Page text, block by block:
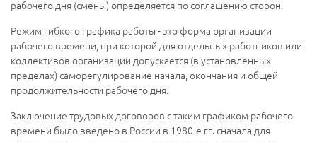
рабочего дня (смены) определяется по соглашению сторон.
Режим гибкого графика работы - это форма организации
рабочего времени, при которой для отдельных работников или
коллективов организации допускается (в установленных
пределах) саморегулирование начала, окончания и общей
продолжительности рабочего дня.
Заключение трудовых договоров с таким графиком рабочего
времени было введено в России в 1980-е гг. сначала для